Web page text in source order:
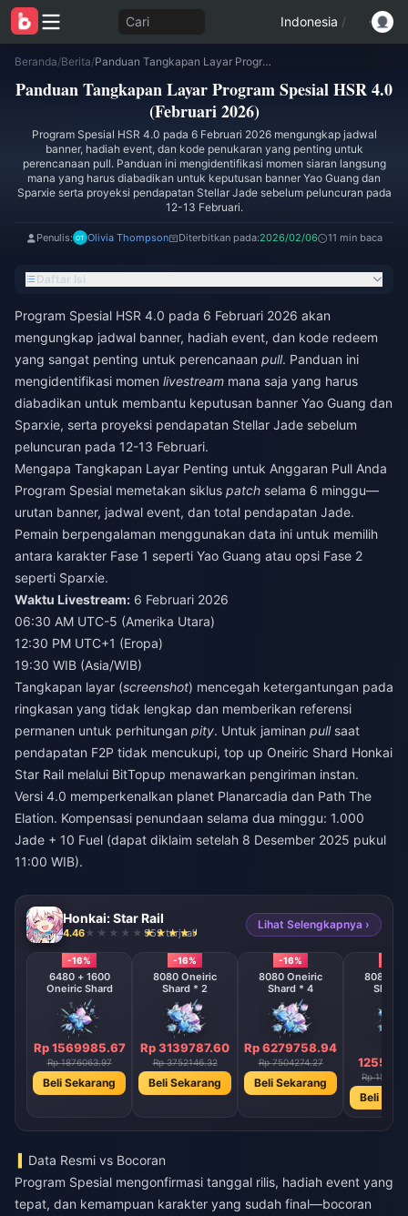
Cari Indonesia /
Beranda/Berita/ Panduan Tangkapan Layar Program Spesial HSR 4.0 (Februari 2026)
Panduan Tangkapan Layar Program Spesial HSR 4.0
(Februari 2026)
Program Spesial HSR 4.0 pada 6 Februari 2026 mengungkap jadwal
banner, hadiah event, dan kode penukaran yang penting untuk
perencanaan pull. Panduan ini mengidentifikasi momen siaran langsung
mana yang harus diabadikan untuk keputusan banner Yao Guang dan
Sparxie serta proyeksi pendapatan Stellar Jade sebelum peluncuran pada
12-13 Februari.
Penulis: Olivia Thompson Diterbitkan pada:2026/02/06 11 min baca
Daftar Isi
Program Spesial HSR 4.0 pada 6 Februari 2026 akan
mengungkap jadwal banner, hadiah event, dan kode redeem
yang sangat penting untuk perencanaan pull. Panduan ini
mengidentifikasi momen livestream mana saja yang harus
diabadikan untuk membantu keputusan banner Yao Guang dan
Sparxie, serta proyeksi pendapatan Stellar Jade sebelum
peluncuran pada 12-13 Februari.
Mengapa Tangkapan Layar Penting untuk Anggaran Pull Anda
Program Spesial memetakan siklus patch selama 6 minggu—
urutan banner, jadwal event, dan total pendapatan Jade.
Pemain berpengalaman menggunakan data ini untuk memilih
antara karakter Fase 1 seperti Yao Guang atau opsi Fase 2
seperti Sparxie.
Waktu Livestream: 6 Februari 2026
06:30 AM UTC-5 (Amerika Utara)
12:30 PM UTC+1 (Eropa)
19:30 WIB (Asia/WIB)
Tangkapan layar (screenshot) mencegah ketergantungan pada
ringkasan yang tidak lengkap dan memberikan referensi
permanen untuk perhitungan pity. Untuk jaminan pullsaat
pendapatan F2P tidak mencukupi, top up Oneiric Shard Honkai
Star Rail melalui BitTopup menawarkan pengiriman instan.
Versi 4.0 memperkenalkan planet Planarcadia dan Path The
Elation. Kompensasi penundaan selama dua minggu: 1.000
Jade + 10 Fuel (dapat diklaim setelah 8 Desember 2025 pukul
11:00 WIB).
Honkai: Star Rail
4.46 959 terjual
Lihat Selengkapnya ›
-16%
6480 + 1600
Oneiric Shard
Rp 1569985.67
Rp 1876063.97
Beli Sekarang
-16%
8080 Oneiric
Shard * 2
Rp 3139787.60
Rp 3752146.32
Beli Sekarang
-16%
8080 Oneiric
Shard * 4
Rp 6279758.94
Rp 7504274.27
Beli Sekarang
8080
Shard
Rp
Beli
Data Resmi vs Bocoran
Program Spesial mengonfirmasi tanggal rilis, hadiah event yang
tepat, dan kemampuan karakter yang sudah final—bocoran